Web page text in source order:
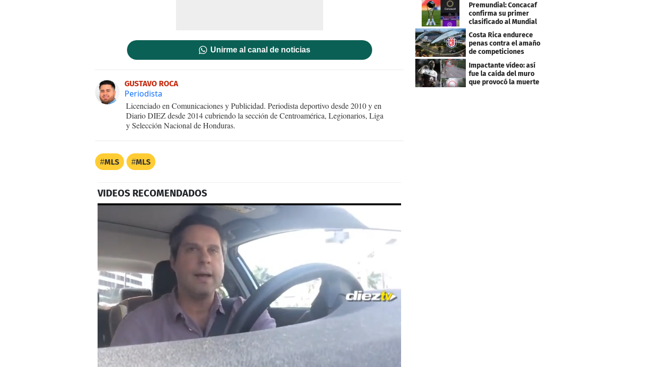
Unirme al canal de noticias
GUSTAVO ROCA
Periodista
Licenciado en Comunicaciones y Publicidad. Periodista deportivo desde 2010 y en
Diario DIEZ desde 2014 cubriendo la sección de Centroamérica, Legionarios, Liga
y Selección Nacional de Honduras.
MLS MLS
VIDEOS RECOMENDADOS
Premundial: Concacaf
confirma su primer
clasificado al Mundial
Costa Rica endurece
penas contra el amaño
de competiciones
Impactante vídeo: así
fue la caída del muro
que provocó la muerte